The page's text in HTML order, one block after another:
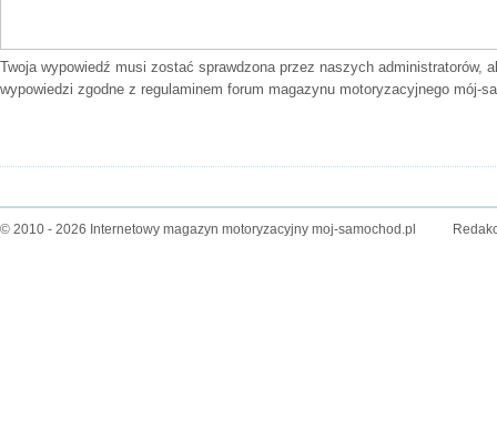
Twoja wypowiedź musi zostać sprawdzona przez naszych administratorów,
wypowiedzi zgodne z regulaminem forum magazynu motoryzacyjnego mój-
© 2010 - 2026 Internetowy magazyn motoryzacyjny moj-samochod.pl